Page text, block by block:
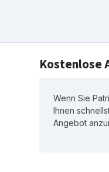
Kostenlose
Wenn Sie
Ihnen
Angebot